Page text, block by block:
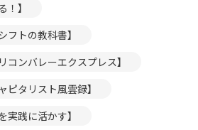
】
フトの教科書】
コンバレーエクスプレス】
ピタリスト風雲録】
実践に活かす】